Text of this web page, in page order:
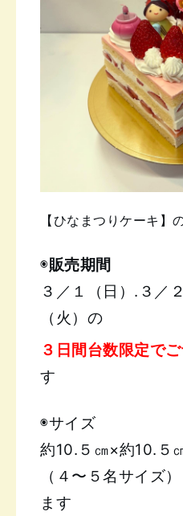
【ひなまつりケーキ】
◉販売期間
３／１（日）.３／
（火）の
３日間台数限定で
す
◉サイズ
約10.５㎝×約10.５
（４〜５名サイズ
ます